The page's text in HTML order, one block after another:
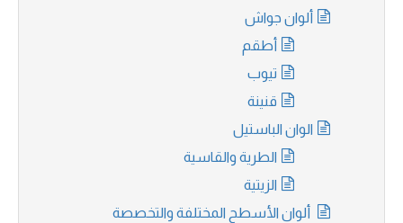
ألوان جواش
أطقم
تيوب
قنينة
الوان الباستيل
الطرية والقاسية
الزيتية
ألوان الأسطح المختلفة والتخصصة